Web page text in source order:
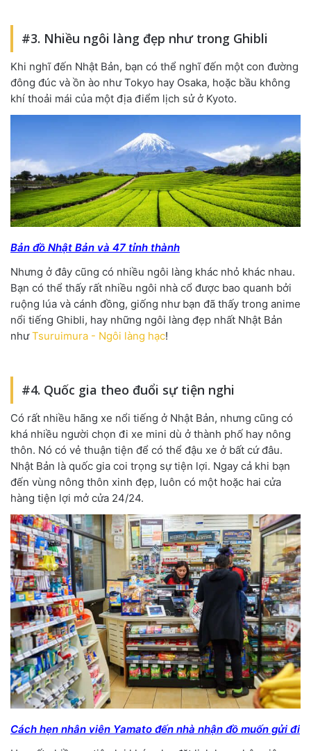
#3. Nhiều ngôi làng đẹp như trong Ghibli
Khi nghĩ đến Nhật Bản, bạn có thể nghĩ đến một con đường
đông đúc và ồn ào như Tokyo hay Osaka, hoặc bầu không
khí thoải mái của một địa điểm lịch sử ở Kyoto.
Bản đồ Nhật Bản và 47 tỉnh thành
Nhưng ở đây cũng có nhiều ngôi làng khác nhỏ khác nhau.
Bạn có thể thấy rất nhiều ngôi nhà cổ được bao quanh bởi
ruộng lúa và cánh đồng, giống như bạn đã thấy trong anime
nổi tiếng Ghibli, hay những ngôi làng đẹp nhất Nhật Bản
nhưTsuruimura - Ngôi làng hạc!
#4. Quốc gia theo đuổi sự tiện nghi
Có rất nhiều hãng xe nổi tiếng ở Nhật Bản, nhưng cũng có
khá nhiều người chọn đi xe mini dù ở thành phố hay nông
thôn. Nó có vẻ thuận tiện để có thể đậu xe ở bất cứ đâu.
Nhật Bản là quốc gia coi trọng sự tiện lợi. Ngay cả khi bạn
đến vùng nông thôn xinh đẹp, luôn có một hoặc hai cửa
hàng tiện lợi mở cửa 24/24.
Cách hẹn nhân viên Yamato đến nhà nhận đồ muốn gửi đi